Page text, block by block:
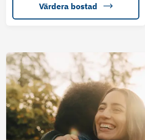
Värdera bostad